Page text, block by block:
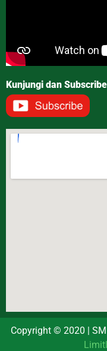
Kunjungi dan
Copyright © 2020 |